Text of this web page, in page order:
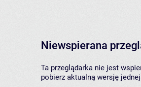
Niewspierana
Ta przeglądarka nie jest
pobierz aktualną wersję